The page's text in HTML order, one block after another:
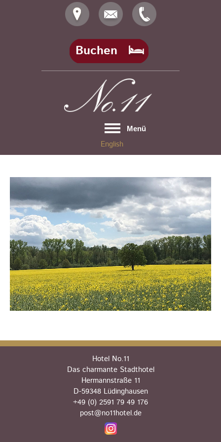
Buchen
Menü
English
Hotel No.11
Das charmante Stadthotel
Hermannstraße 11
D-59348 Lüdinghausen
+49 (0) 2591 79 49 176
post@no11hotel.de